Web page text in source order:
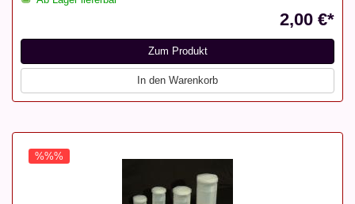
2,00 €*
Zum Produkt
In den Warenkorb
%%%